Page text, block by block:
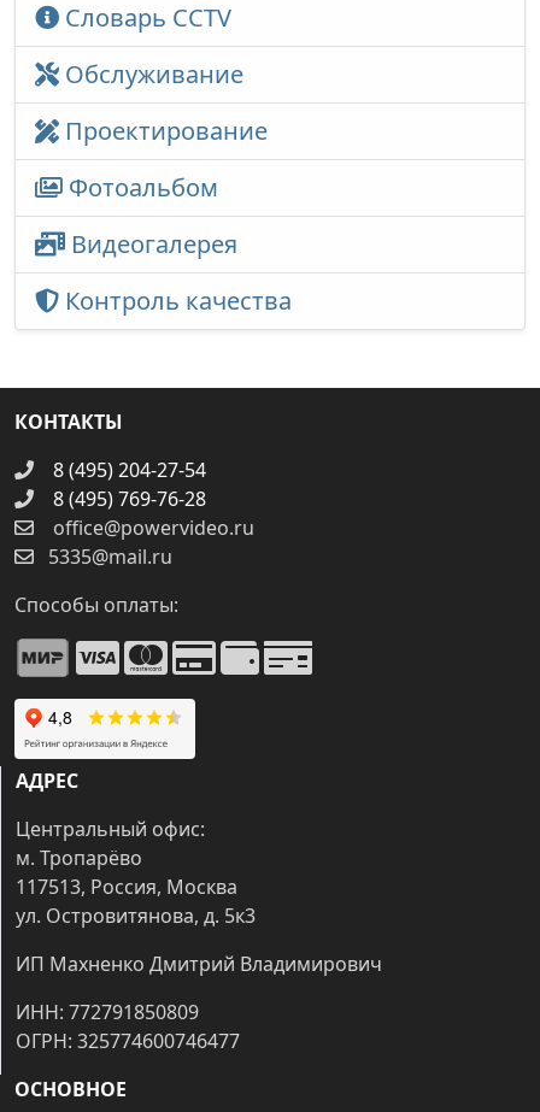
Словарь CCTV
Обслуживание
Проектирование
Фотоальбом
Видеогалерея
Контроль качества
КОНТАКТЫ
8 (495) 204-27-54
8 (495) 769-76-28
office@powervideo.ru
5335@mail.ru
Способы оплаты:
АДРЕС
Центральный офис:
м. Тропарёво
117513, Россия, Москва
ул. Островитянова, д. 5к3
ИП Махненко Дмитрий Владимирович
ИНН: 772791850809
ОГРН: 325774600746477
ОСНОВНОЕ